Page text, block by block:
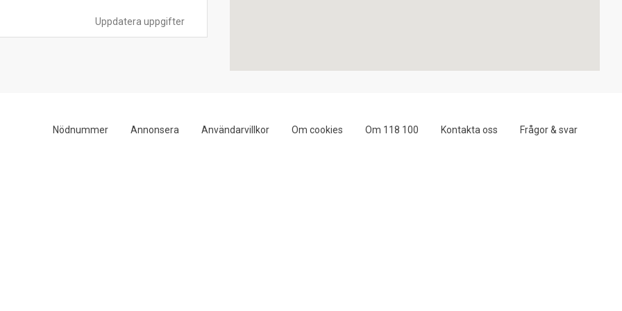
Uppdatera uppgifter
Nödnummer Annonsera Användarvillkor Om cookies Om 118 100 Kontakta oss Frågor & svar